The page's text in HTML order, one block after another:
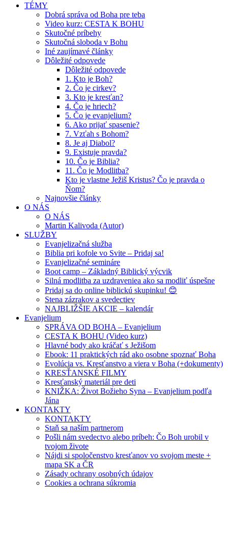
TÉMY
Dobrá správa od Boha pre teba
Video kurz: CESTA K BOHU
Skutočné príbehy
Skutočná sloboda v Bohu
Iné zaujímavé články
Dôležité odpovede
Dôležité odpovede
1. Kto je Boh?
2. Čo je cirkev?
3. Kto je kresťan?
4. Čo je hriech?
5. Čo je evanjelium?
6. Ako prijať spasenie?
7. Vzťah s Bohom?
8. Je aj Diabol?
9. Existuje pravda?
10. Čo je Biblia?
11. Čo je Modlitba?
Kto je vlastne Ježiš Kristus? Čo je pravda o
Ňom?
Najnovšie články
O NÁS
O NÁS
Martin Kalivoda (Autor)
SLUŽBY
Evanjelizačná služba
Biblia pri kofole vo Svite – Pridaj sa!
Evanjelizačné semináre
Boot camp – Základný Biblický výcvik
Silná modlitba za uzdraveniea ako sa modliť úspešne
Pridaj sa do online biblickú skupinku! 😊
Stena zázrakov a svedectiev
NAJBLIŽŠIE AKCIE – kalendár
Evanjelium
SPRÁVA OD BOHA – Evanjelium
CESTA K BOHU (Video kurz)
Hlavné body ako kráčať s Ježišom
Ebook: 11 praktických rád ako osobne spoznať Boha
Evolúcia vs. Kresťanstvo a viera v Boha (+dokumenty)
KRESŤANSKÉ FILMY
Kresťanský materiál pre deti
KNIŽKA: Život Božieho Syna – Evanjelium podľa
Jána
KONTAKTY
KONTAKTY
Staň sa naším partnerom
Pošli nám svedectvo alebo príbeh: Čo Boh urobil v
tvojom živote
Nájdi si spoločenstvo kresťanov vo svojom meste +
mapa SK a ČR
Zásady ochrany osobných údajov
Cookies a ochrana súkromia